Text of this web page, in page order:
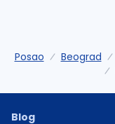
Posao Beograd
Blog